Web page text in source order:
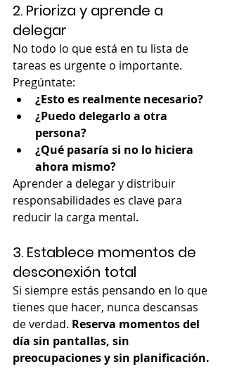
2. Prioriza y aprende a
delegar
No todo lo que está en tu lista de
tareas es urgente o importante.
Pregúntate:
¿Esto es realmente necesario?
¿Puedo delegarlo a otra
persona?
¿Qué pasaría si no lo hiciera
ahora mismo?
Aprender a delegar y distribuir
responsabilidades es clave para
reducir la carga mental.
3. Establece momentos de
desconexión total
Si siempre estás pensando en lo que
tienes que hacer, nunca descansas
de verdad. Reserva momentos del
día sin pantallas, sin
preocupaciones y sin planificación.